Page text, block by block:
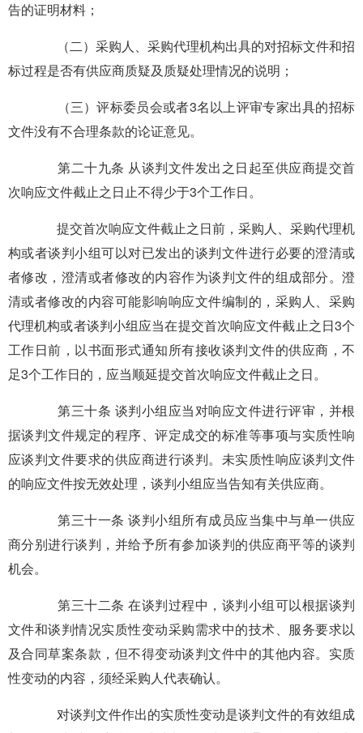
告的证明材料；
（二）采购人、采购代理机构出具的对招标文件和招
标过程是否有供应商质疑及质疑处理情况的说明；
（三）评标委员会或者3名以上评审专家出具的招标
文件没有不合理条款的论证意见。
第二十九条 从谈判文件发出之日起至供应商提交首
次响应文件截止之日止不得少于3个工作日。
提交首次响应文件截止之日前，采购人、采购代理机
构或者谈判小组可以对已发出的谈判文件进行必要的澄清或
者修改，澄清或者修改的内容作为谈判文件的组成部分。澄
清或者修改的内容可能影响响应文件编制的，采购人、采购
代理机构或者谈判小组应当在提交首次响应文件截止之日3个
工作日前，以书面形式通知所有接收谈判文件的供应商，不
足3个工作日的，应当顺延提交首次响应文件截止之日。
第三十条 谈判小组应当对响应文件进行评审，并根
据谈判文件规定的程序、评定成交的标准等事项与实质性响
应谈判文件要求的供应商进行谈判。未实质性响应谈判文件
的响应文件按无效处理，谈判小组应当告知有关供应商。
第三十一条 谈判小组所有成员应当集中与单一供应
商分别进行谈判，并给予所有参加谈判的供应商平等的谈判
机会。
第三十二条 在谈判过程中，谈判小组可以根据谈判
文件和谈判情况实质性变动采购需求中的技术、服务要求以
及合同草案条款，但不得变动谈判文件中的其他内容。实质
性变动的内容，须经采购人代表确认。
对谈判文件作出的实质性变动是谈判文件的有效组成